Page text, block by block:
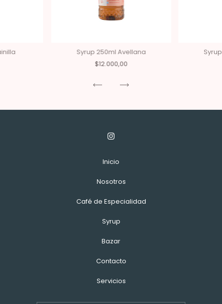
Syrup 250ml Avellana
$12.000,00
Inicio
Nosotros
Café de Especialidad
Syrup
Bazar
Contacto
Servicios